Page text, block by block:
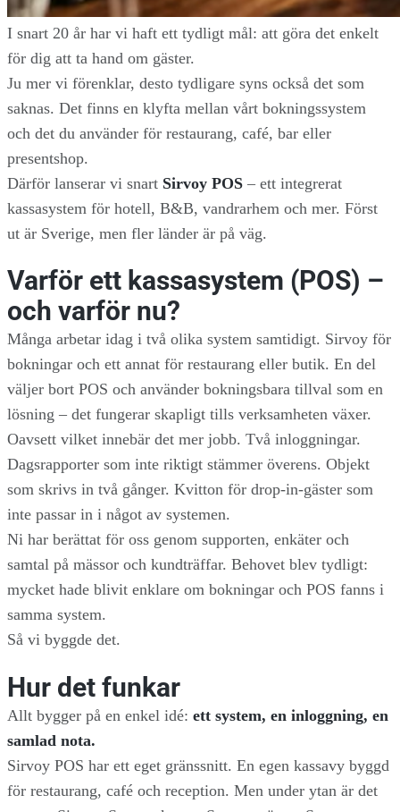
I snart 20 år har vi haft ett tydligt mål: att göra det enkelt
för dig att ta hand om gäster.
Ju mer vi förenklar, desto tydligare syns också det som
saknas. Det finns en klyfta mellan vårt bokningssystem
och det du använder för restaurang, café, bar eller
presentshop.
Därför lanserar vi snart Sirvoy POS – ett integrerat
kassasystem för hotell, B&B, vandrarhem och mer. Först
ut är Sverige, men fler länder är på väg.
Varför ett kassasystem (POS) –
och varför nu?
Många arbetar idag i två olika system samtidigt. Sirvoy för
bokningar och ett annat för restaurang eller butik. En del
väljer bort POS och använder bokningsbara tillval som en
lösning – det fungerar skapligt tills verksamheten växer.
Oavsett vilket innebär det mer jobb. Två inloggningar.
Dagsrapporter som inte riktigt stämmer överens. Objekt
som skrivs in två gånger. Kvitton för drop-in-gäster som
inte passar in i något av systemen.
Ni har berättat för oss genom supporten, enkäter och
samtal på mässor och kundträffar. Behovet blev tydligt:
mycket hade blivit enklare om bokningar och POS fanns i
samma system.
Så vi byggde det.
Hur det funkar
Allt bygger på en enkel idé: ett system, en inloggning, en
samlad nota.
Sirvoy POS har ett eget gränssnitt. En egen kassavy byggd
för restaurang, café och reception. Men under ytan är det